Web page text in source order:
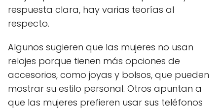
respuesta clara, hay varias teorías al
respecto.
Algunos sugieren que las mujeres no usan
relojes porque tienen más opciones de
accesorios, como joyas y bolsos, que pueden
mostrar su estilo personal. Otros apuntan a
que las mujeres prefieren usar sus teléfonos